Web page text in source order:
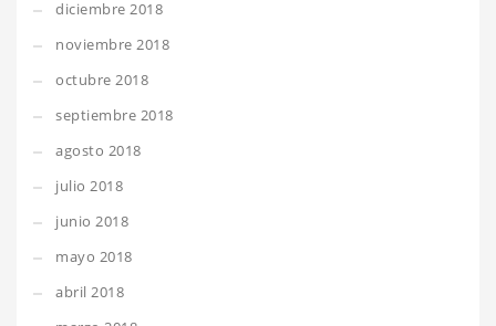
diciembre 2018
noviembre 2018
octubre 2018
septiembre 2018
agosto 2018
julio 2018
junio 2018
mayo 2018
abril 2018